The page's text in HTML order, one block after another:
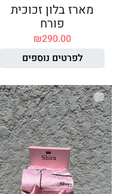
מארז בלון זכוכית
פורח
₪290.00
לפרטים נוספים